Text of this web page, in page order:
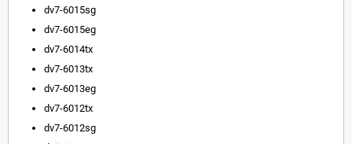
dv7-6015sg
dv7-6015eg
dv7-6014tx
dv7-6013tx
dv7-6013eg
dv7-6012tx
dv7-6012sg